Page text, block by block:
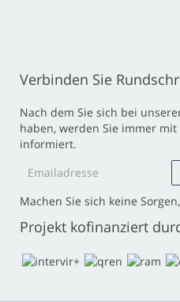
Verbinden Sie
Nach dem Sie sich bei
haben, werden Sie immer
informiert.
Machen Sie sich keine
Projekt kofinanziert